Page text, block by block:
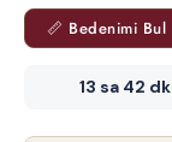
📏 Bedenimi Bul
13 sa 42 dk